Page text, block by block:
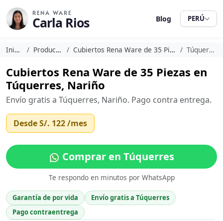
RENA WARE
Carla Rios Blog PERÚ
Inicio Productos Cubiertos Rena Ware de 35 Piezas Túquerres
Cubiertos Rena Ware de 35 Piezas en
Túquerres, Nariño
Envío gratis a Túquerres, Nariño. Pago contra entrega.
DesdeS/. 122/mes
Comprar en Túquerres
Te respondo en minutos por WhatsApp
Garantía de por vida
Envío gratis a Túquerres
Pago contraentrega